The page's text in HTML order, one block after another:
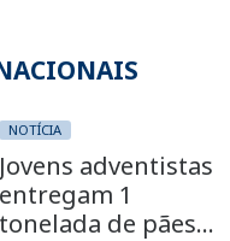
NOTÍCIA
Jovens adventistas
entregam 1
tonelada de pães